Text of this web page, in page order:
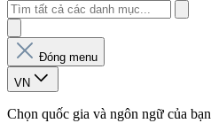
Đóng menu
VN
Chọn quốc gia và ngôn ngữ của bạn